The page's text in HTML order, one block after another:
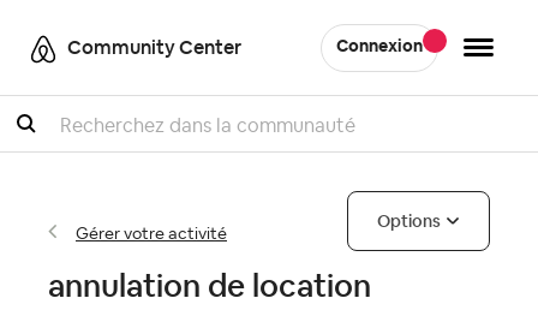
Community Center Connexion
Recherche
Gérer votre activité
Options
annulation de location